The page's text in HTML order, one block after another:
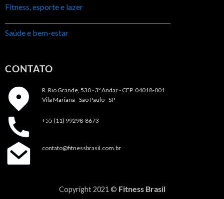
Fitness, esporte e lazer
Saúde e bem-estar
CONTATO
R. Rio Grande, 530 - 3º Andar - CEP 04018-001
Vila Mariana - São Paulo - SP
+55 (11) 99298-8673
contato@fitnessbrasil.com.br
Copyright 2021 © Fitness Brasil